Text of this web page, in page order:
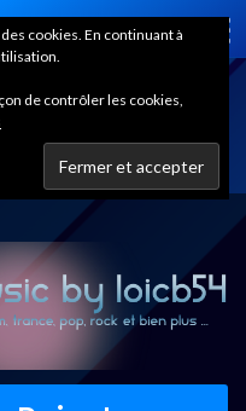
cookies. En continuant à
de contrôler les cookies,